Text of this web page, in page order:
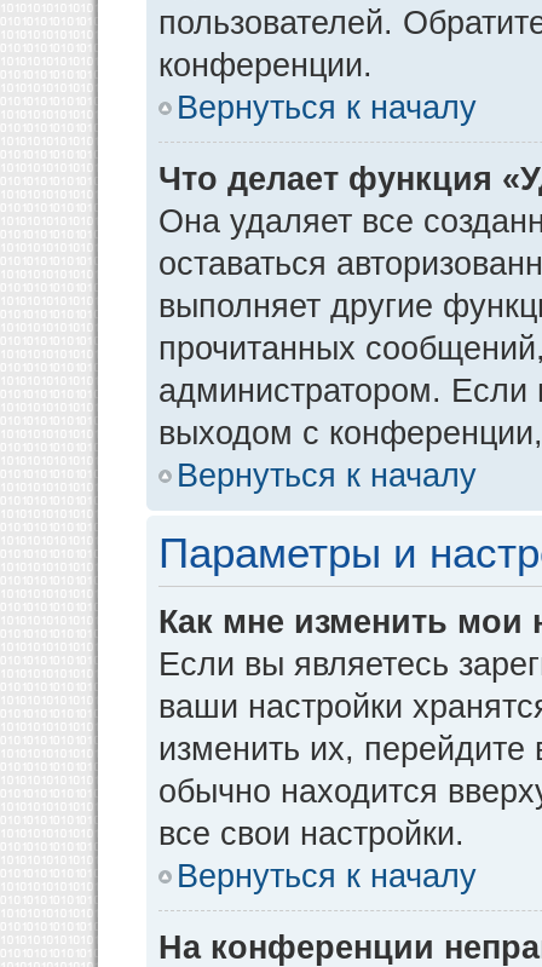
пользователей.
конференции.
Вернуться к началу
Что делает функция
Она удаляет все
оставаться
выполняет другие
прочитанных
администратором. Если
выходом с
Вернуться к началу
Параметры и
Как мне изменить мои
Если вы являетесь
ваши настройки
изменить их, перейдите
обычно находится
все свои настройки.
Вернуться к началу
На конференции